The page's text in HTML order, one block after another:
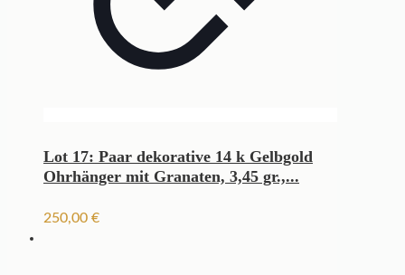
Lot 17: Paar dekorative 14 k Gelbgold
Ohrhänger mit Granaten, 3,45 gr.,...
250,00 €